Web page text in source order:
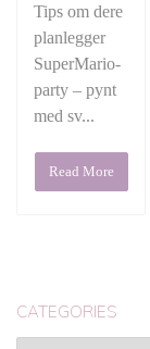
Tips om dere
planlegger
SuperMario-
party – pynt
med sv...
Read More
CATEGORIES